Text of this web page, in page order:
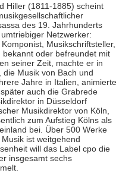
Hiller (1811-1885) scheint
des 19. Jahrhunderts
Netzwerker:
Musikschriftsteller,
oder befreundet mit
seiner Zeit, machte er in
Musik von Bach und
Jahre in Italien, animierte
auch die Grabrede
in Düsseldorf
Musikdirektor von Köln,
zum Aufstieg Kölns als
bei. Über 500 Werke
ist weitgehend
will das Label cpo die
insgesamt sechs